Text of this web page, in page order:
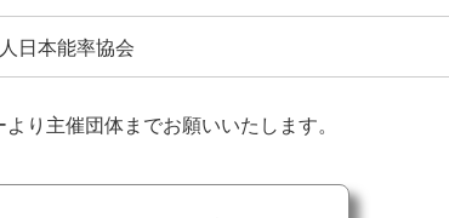
日本能率協会
り主催団体までお願いいたします。